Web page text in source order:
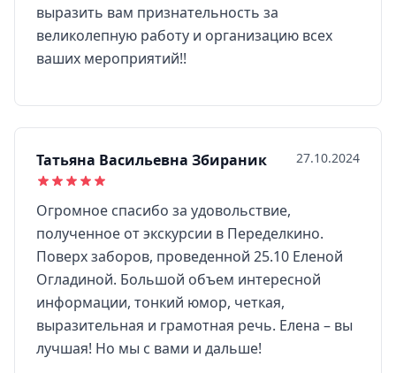
выразить вам признательность за
великолепную работу и организацию всех
ваших мероприятий!!
Татьяна Васильевна Збираник 27.10.2024
Огромное спасибо за удовольствие,
полученное от экскурсии в Переделкино.
Поверх заборов, проведенной 25.10 Еленой
Огладиной. Большой объем интересной
информации, тонкий юмор, четкая,
выразительная и грамотная речь. Елена – вы
лучшая! Но мы с вами и дальше!